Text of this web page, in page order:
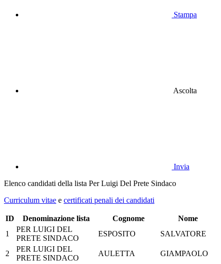
Stampa
Ascolta
Invia
Elenco candidati della lista Per Luigi Del Prete Sindaco
Curriculum vitae e certificati penali dei candidati
ID Denominazione lista Cognome
Nome
1
PER LUIGI DEL
PRETE SINDACO
ESPOSITO SALVATORE
2
PER LUIGI DEL
PRETE SINDACO
AULETTA GIAMPAOLO